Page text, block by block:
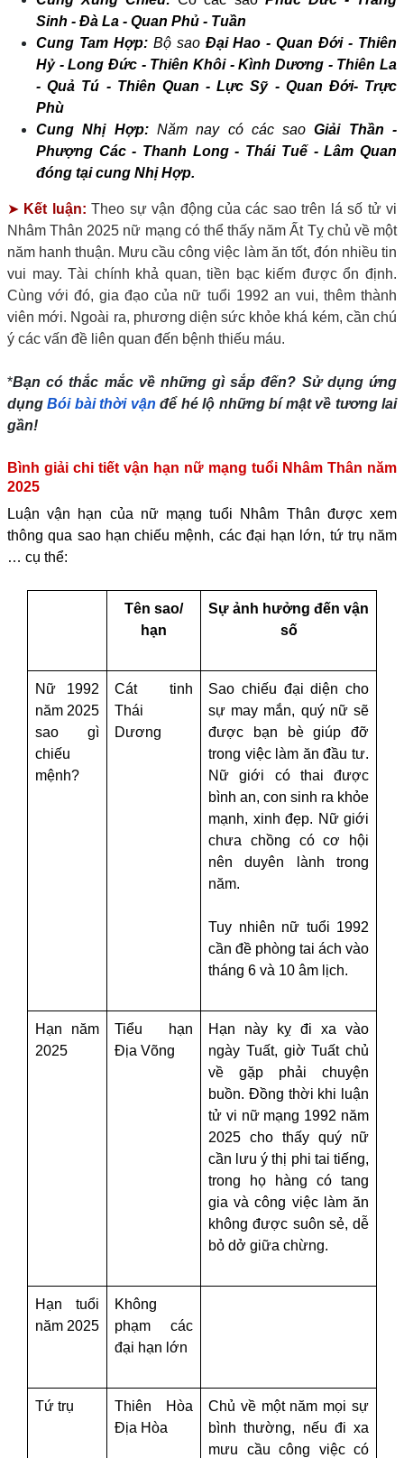
Sinh - Đà La - Quan Phủ - Tuần
Cung Tam Hợp:Bộ saoĐại Hao - Quan Đới - Thiên
Hỷ - Long Đức - Thiên Khôi - Kình Dương - Thiên La
- Quả Tú - Thiên Quan - Lực Sỹ - Quan Đới- Trực
Phù
Cung Nhị Hợp:Năm nay có các sao Giải Thần -
Phượng Các - Thanh Long - Thái Tuế - Lâm Quan
đóng tại cung Nhị Hợp.
➤ Kết luận:Theo sự vận động của các sao trên lá số tử vi
Nhâm Thân 2025 nữ mạng có thể thấy năm Ất Tỵ chủ về một
năm hanh thuận. Mưu cầu công việc làm ăn tốt, đón nhiều tin
vui may. Tài chính khả quan, tiền bạc kiếm được ổn định.
Cùng với đó, gia đạo của nữ tuổi 1992 an vui, thêm thành
viên mới. Ngoài ra, phương diện sức khỏe khá kém, cần chú
ý các vấn đề liên quan đến bệnh thiếu máu.
*Bạn có thắc mắc về những gì sắp đến? Sử dụng ứng
dụngBói bài thời vận để hé lộ những bí mật về tương lai
gần!
Bình giải chi tiết vận hạn nữ mạng tuổi Nhâm Thân năm
2025
Luận vận hạn của nữ mạng tuổi Nhâm Thân được xem
thông qua sao hạn chiếu mệnh, các đại hạn lớn, tứ trụ năm
… cụ thể:
Tên sao/
hạn
Sự ảnh hưởng đến vận
số
Nữ 1992
năm 2025
sao gì
chiếu
mệnh?
Cát tinh
Thái
Dương
Sao chiếu đại diện cho
sự may mắn, quý nữ sẽ
được bạn bè giúp đỡ
trong việc làm ăn đầu tư.
Nữ giới có thai được
bình an, con sinh ra khỏe
mạnh, xinh đẹp. Nữ giới
chưa chồng có cơ hội
nên duyên lành trong
năm.
Tuy nhiên nữ tuổi 1992
cần đề phòng tai ách vào
tháng 6 và 10 âm lịch.
Hạn năm
2025
Tiểu hạn
Địa Võng
Hạn này kỵ đi xa vào
ngày Tuất, giờ Tuất chủ
về gặp phải chuyện
buồn. Đồng thời khi luận
tử vi nữ mạng 1992 năm
2025 cho thấy quý nữ
cần lưu ý thị phi tai tiếng,
trong họ hàng có tang
gia và công việc làm ăn
không được suôn sẻ, dễ
bỏ dở giữa chừng.
Hạn tuổi
năm 2025
Không
phạm các
đại hạn lớn
Tứ trụ
Thiên Hòa
Địa Hòa
Chủ về một năm mọi sự
bình thường, nếu đi xa
mưu cầu công việc có